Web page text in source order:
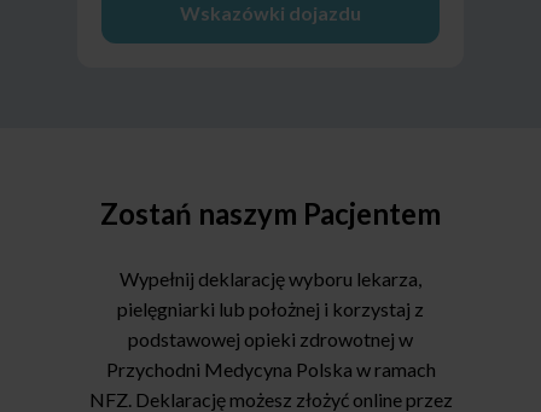
Wskazówki dojazdu
Zostań naszym Pacjentem
Wypełnij deklarację wyboru lekarza,
pielęgniarki lub położnej i korzystaj z
podstawowej opieki zdrowotnej w
Przychodni Medycyna Polska w ramach
NFZ. Deklarację możesz złożyć online przez